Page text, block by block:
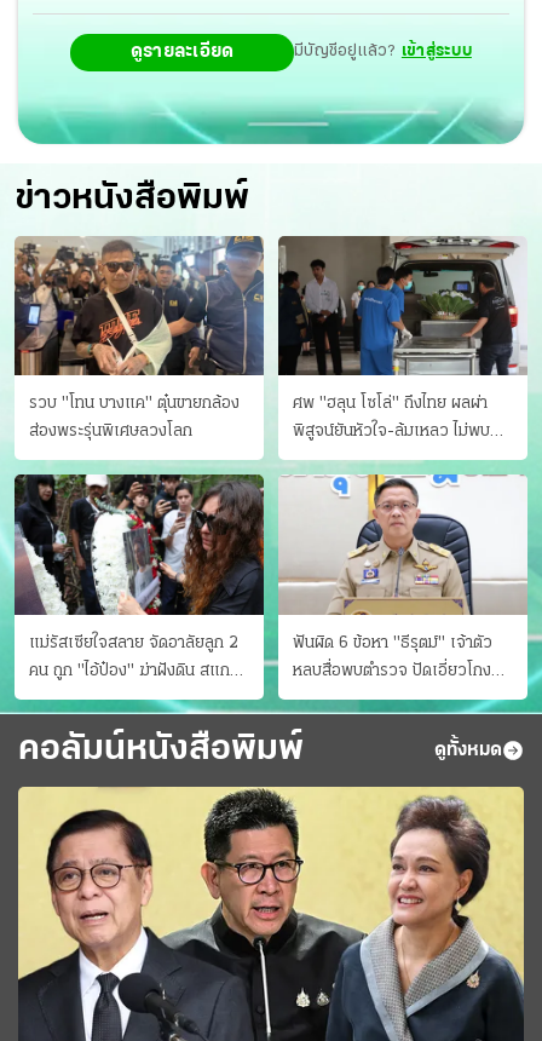
ปกป้อง รธน.60 ปุ๋ยชั้นดี “ตั๋วสีน้ำเงิน” “มาร์ค” สับเมิน
เจตนารมณ์คนลงประชามติ “ภราดร” อ้างจริงใจ จ่อชงร่างแก้
รธน.ฉบับใหม่ “ชัชชาติ” ลั่นลาออกลงชิงผู้ว่าฯรอบสอง
ดูรายละเอียด มีบัญชีอยู่แล้ว? เข้าสู่ระบบ
ข่าวหนังสือพิมพ์
รวบ "โทน บางแค" ตุ๋นขายกล้อง
ส่องพระรุ่นพิเศษลวงโลก
ศพ "ฮลุน โซโล่" ถึงไทย ผลผ่า
พิสูจน์ยันหัวใจ-ล้มเหลว ไม่พบ
บาดแผล
แม่รัสเซียใจสลาย จัดอาลัยลูก 2
คน ถูก "ไอ้ป๋อง" ฆ่าฝังดิน สแกน
ไม่มีศพเพิ่ม
ฟันผิด 6 ข้อหา "ธีรุตม์" เจ้าตัว
หลบสื่อพบตำรวจ ปัดเอี่ยวโกง
สอบท้องถิ่น จ่อบี้รํ่ารวยมากปกติ
คอลัมน์หนังสือพิมพ์ ดูทั้งหมด